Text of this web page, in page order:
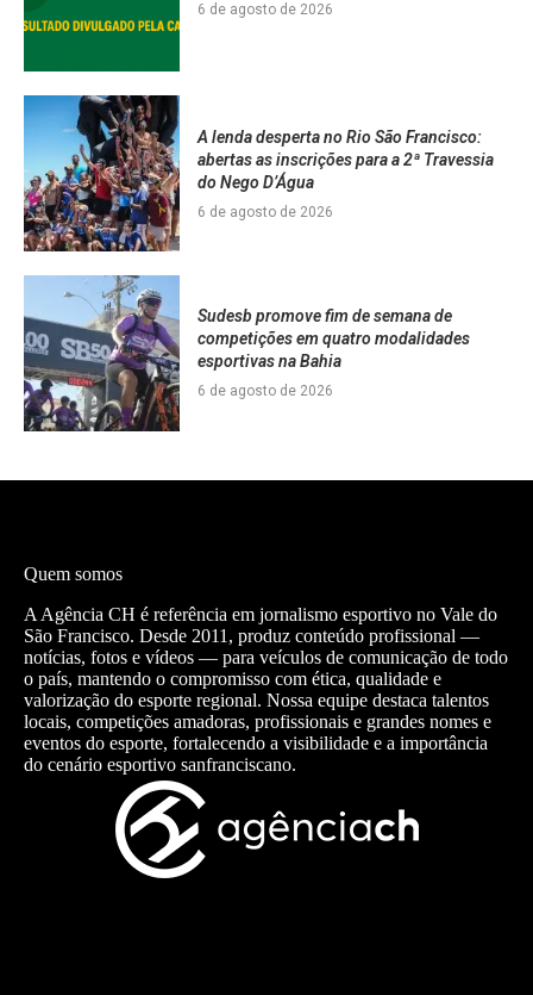
6 de agosto de 2026
A lenda desperta no Rio São Francisco:
abertas as inscrições para a 2ª Travessia
do Nego D’Água
6 de agosto de 2026
Sudesb promove fim de semana de
competições em quatro modalidades
esportivas na Bahia
6 de agosto de 2026
Quem somos
A Agência CH é referência em jornalismo esportivo no Vale do
São Francisco. Desde 2011, produz conteúdo profissional —
notícias, fotos e vídeos — para veículos de comunicação de todo
o país, mantendo o compromisso com ética, qualidade e
valorização do esporte regional. Nossa equipe destaca talentos
locais, competições amadoras, profissionais e grandes nomes e
eventos do esporte, fortalecendo a visibilidade e a importância
do cenário esportivo sanfranciscano.